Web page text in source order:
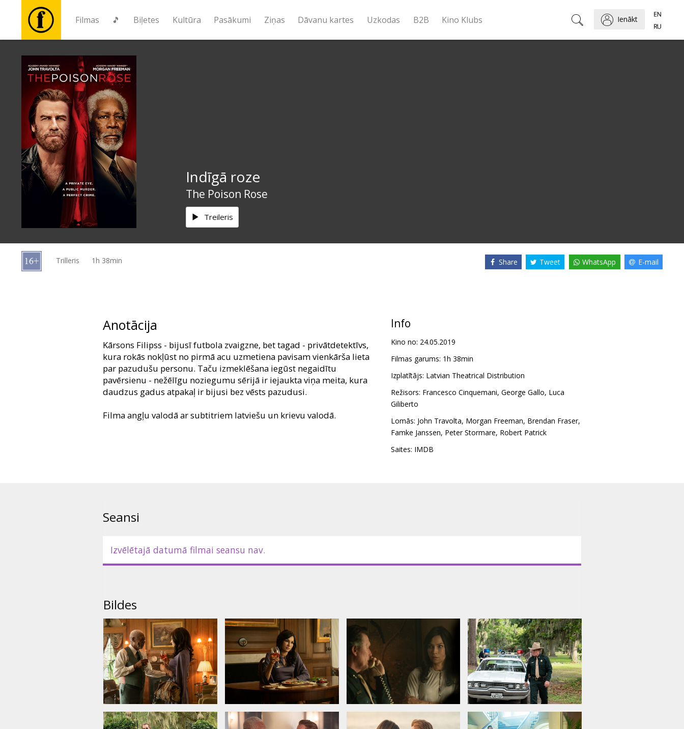
Filmas 🎵 Biļetes Kultūra Pasākumi Ziņas Dāvanu kartes Uzkodas B2B Kino Klubs Ienākt
Filmas
🎵
Biļetes
Kultūra
Pasākumi
kartes
Indīgā roze
The Poison Rose
Treileris
Trilleris 1h 38min Share Tweet WhatsApp E-mail
Anotācija
Kārsons Filipss - bijusī futbola zvaigzne, bet tagad - privātdetektīvs,
kura rokās nokļūst no pirmā acu uzmetiena pavisam vienkārša lieta
par pazudušu personu. Taču izmeklēšana iegūst negaidītu
pavērsienu - nežēlīgu noziegumu sērijā ir iejaukta viņa meita, kura
daudzus gadus atpakaļ ir bijusi bez vēsts pazudusi.
Filma angļu valodā ar subtitriem latviešu un krievu valodā.
Info
Kino no: 24.05.2019
Filmas garums: 1h 38min
Izplatītājs: Latvian Theatrical Distribution
Režisors: Francesco Cinquemani, George Gallo, Luca
Giliberto
Lomās: John Travolta, Morgan Freeman, Brendan Fraser,
Famke Janssen, Peter Stormare, Robert Patrick
Saites: IMDB
Seansi
Izvēlētajā datumā filmai seansu nav.
Bildes